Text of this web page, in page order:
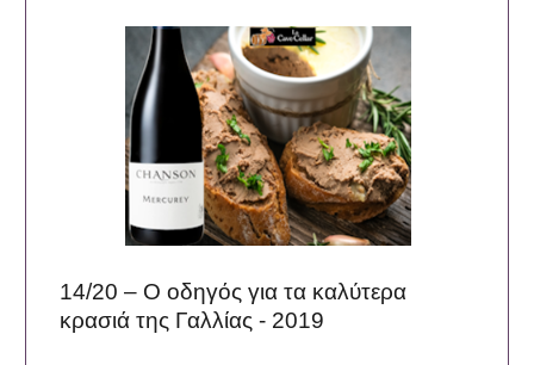
14/20 – Ο οδηγός για τα καλύτερα
κρασιά της Γαλλίας - 2019